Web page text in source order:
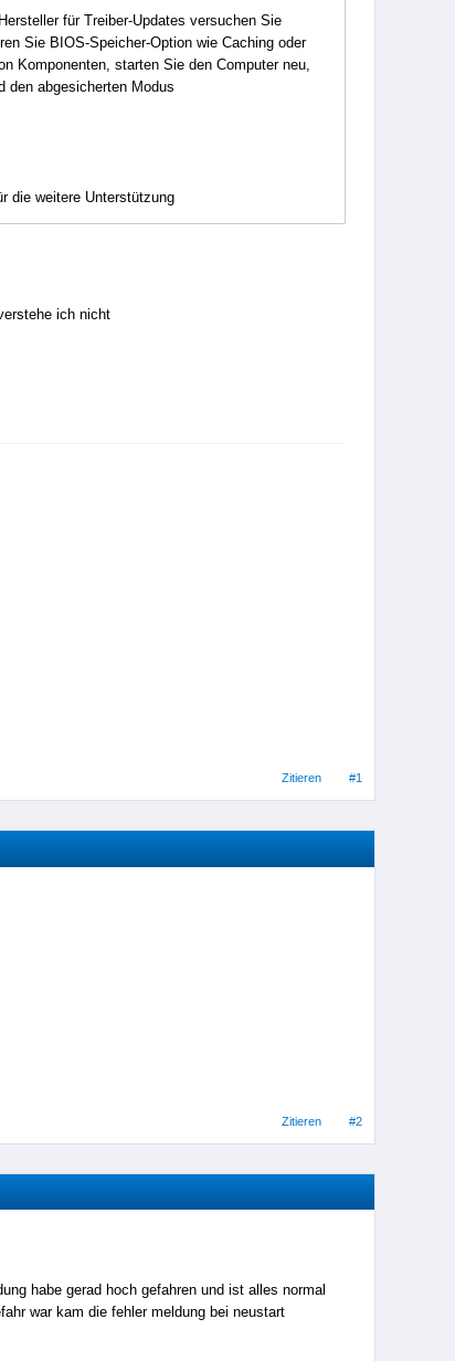
für Treiber-Updates versuchen Sie
Sie BIOS-Speicher-Option wie Caching oder
Komponenten, starten Sie den Computer neu,
den abgesicherten Modus
die weitere Unterstützung
ich nicht
Zitieren #1
Zitieren #2
habe gerad hoch gefahren und ist alles normal
war kam die fehler meldung bei neustart